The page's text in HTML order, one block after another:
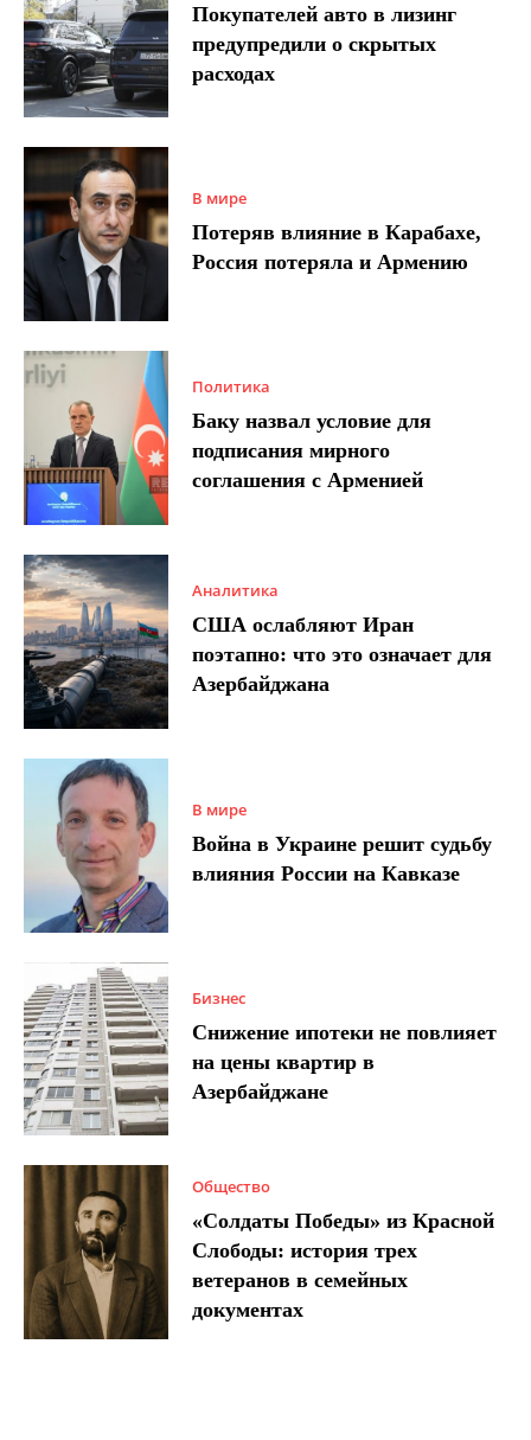
Покупателей авто в лизинг
предупредили о скрытых
расходах
В мире
Потеряв влияние в Карабахе,
Россия потеряла и Армению
Политика
Баку назвал условие для
подписания мирного
соглашения с Арменией
Аналитика
США ослабляют Иран
поэтапно: что это означает для
Азербайджана
В мире
Война в Украине решит судьбу
влияния России на Кавказе
Бизнес
Снижение ипотеки не повлияет
на цены квартир в
Азербайджане
Общество
«Солдаты Победы» из Красной
Слободы: история трех
ветеранов в семейных
документах